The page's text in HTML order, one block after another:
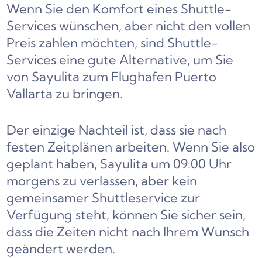
Wenn Sie den Komfort eines Shuttle-
Services wünschen, aber nicht den vollen
Preis zahlen möchten, sind Shuttle-
Services eine gute Alternative, um Sie
von Sayulita zum Flughafen Puerto
Vallarta zu bringen.
Der einzige Nachteil ist, dass sie nach
festen Zeitplänen arbeiten. Wenn Sie also
geplant haben, Sayulita um 09:00 Uhr
morgens zu verlassen, aber kein
gemeinsamer Shuttleservice zur
Verfügung steht, können Sie sicher sein,
dass die Zeiten nicht nach Ihrem Wunsch
geändert werden.